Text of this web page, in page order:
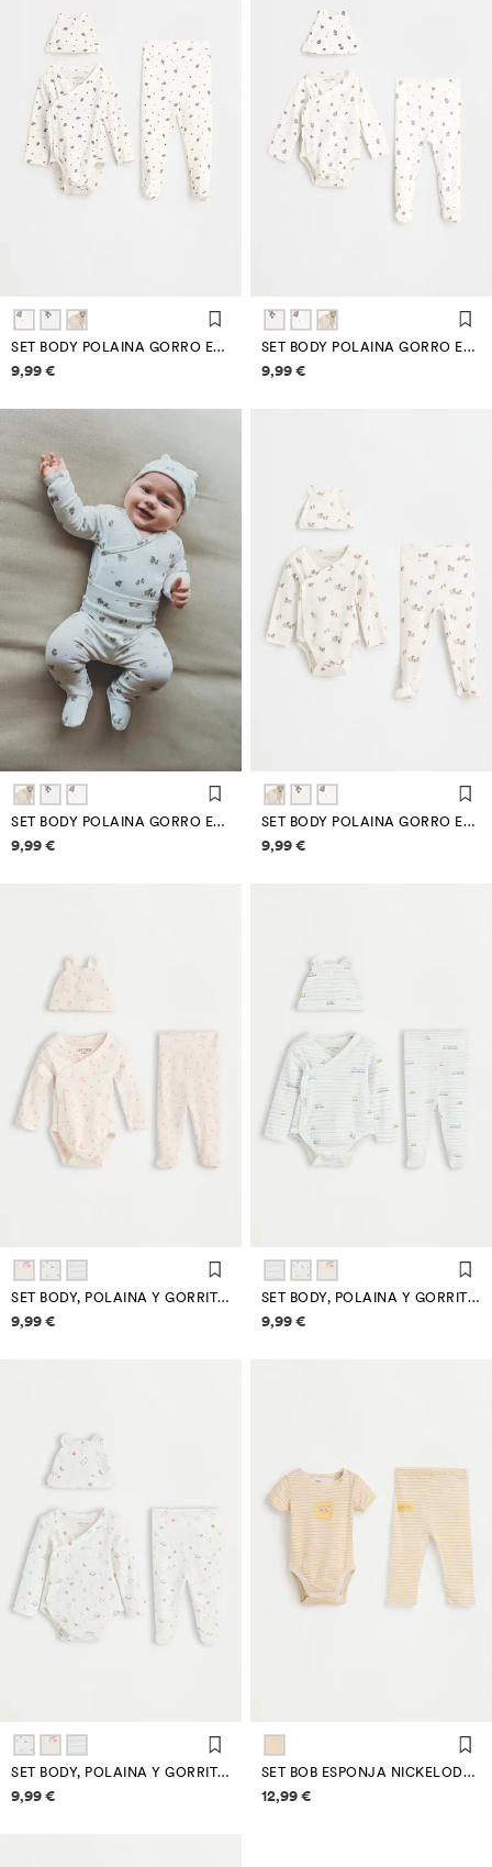
SET BODY POLAINA GORRO ESTAMPADO
Información de precios
9,99 €
SET BODY POLAINA GORRO ESTAMPADO
Información de precios
9,99 €
SET BODY POLAINA GORRO ESTAMPADO
Información de precios
9,99 €
SET BODY POLAINA GORRO ESTAMPADO
Información de precios
9,99 €
SET BODY, POLAINA Y GORRITO INTERLOCK
Información de precios
9,99 €
SET BODY, POLAINA Y GORRITO INTERLOCK
Información de precios
9,99 €
SET BODY, POLAINA Y GORRITO INTERLOCK
Información de precios
9,99 €
SET BOB ESPONJA NICKELODEON™ BODY Y LEGGING
Información de precios
12,99 €